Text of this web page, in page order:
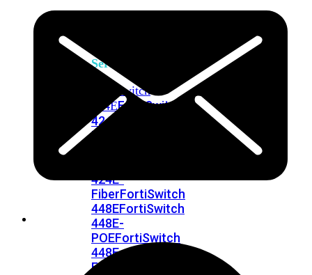
Series
FortiSwitch
424EFortiSwitch
424E-
POE
424E-
FiberFortiSwitch
448EFortiSwitch
448E-
POEFortiSwitch
448E-
FPOE